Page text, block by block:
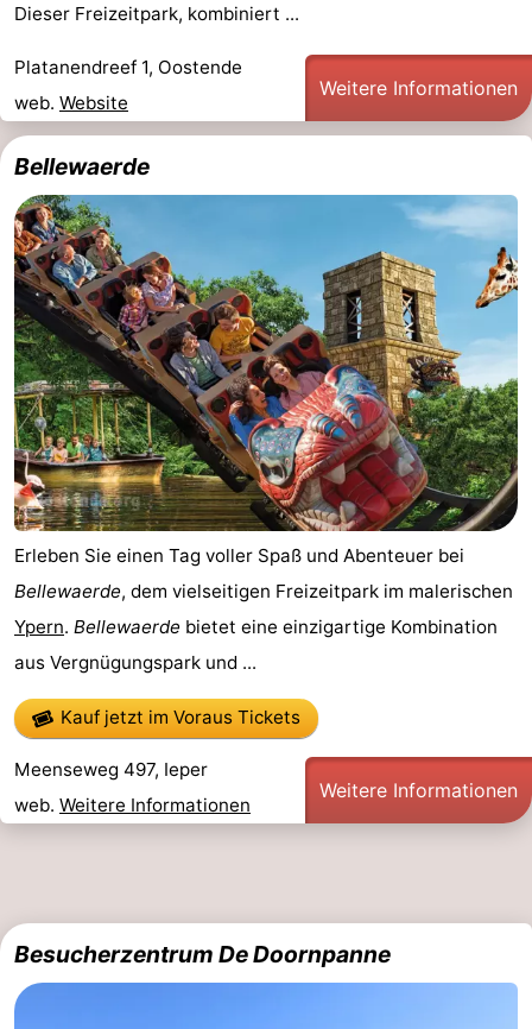
Dieser Freizeitpark, kombiniert ...
Platanendreef 1, Oostende
web. Website
Weitere Informationen
Bellewaerde
Erleben Sie einen Tag voller Spaß und Abenteuer bei
Bellewaerde, dem vielseitigen Freizeitpark im malerischen
Ypern. Bellewaerde bietet eine einzigartige Kombination
aus Vergnügungspark und ...
Kauf jetzt im Voraus Tickets
Meenseweg 497, Ieper
web. Weitere Informationen
Weitere Informationen
Besucherzentrum De Doornpanne